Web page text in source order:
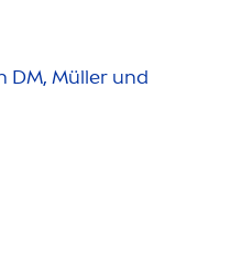
DM, Müller und